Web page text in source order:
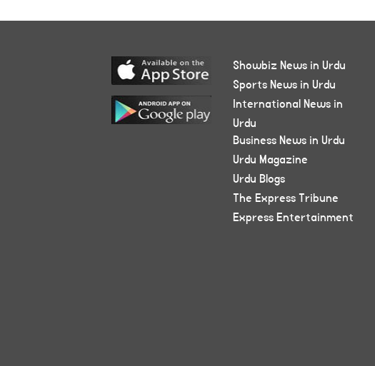
Showbiz News in Urdu
Sports News in Urdu
International News in
Urdu
Business News in Urdu
Urdu Magazine
Urdu Blogs
The Express Tribune
Express Entertainment